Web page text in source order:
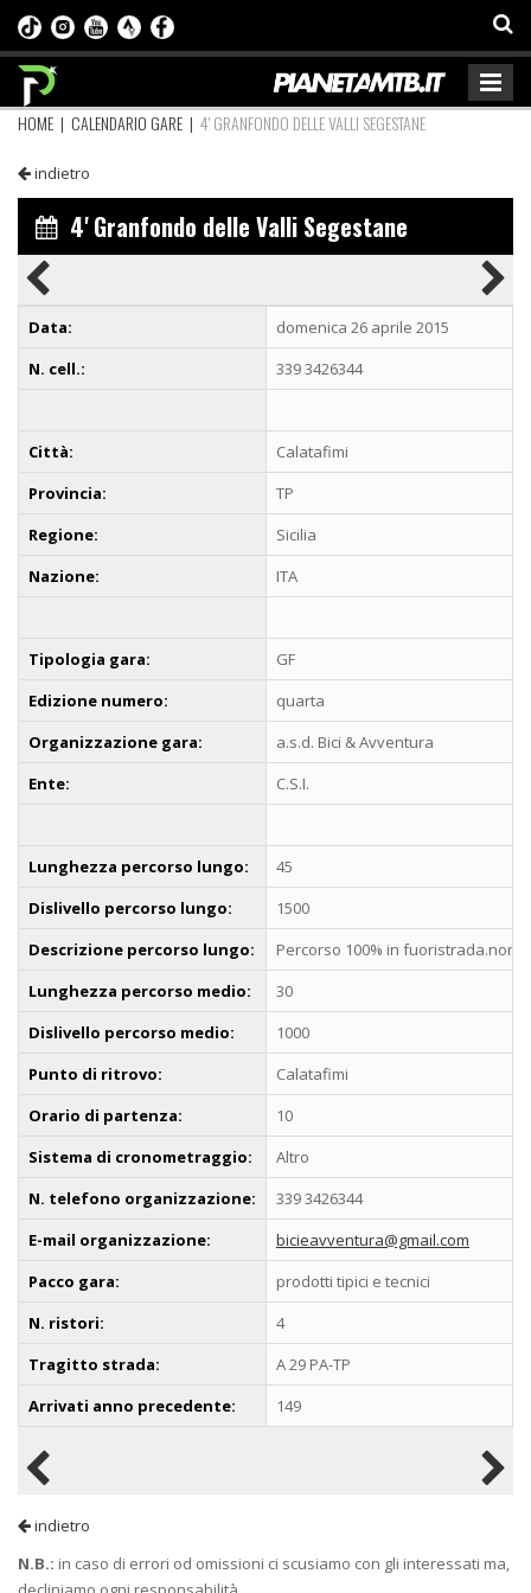
HOME | CALENDARIO GARE | 4' GRANFONDO DELLE VALLI SEGESTANE
indietro
4' Granfondo delle Valli Segestane
Data:
domenica 26 aprile 2015
N. cell.:
339 3426344
Città:
Calatafimi
Provincia:
TP
Regione:
Sicilia
Nazione:
ITA
Tipologia gara:
GF
Edizione numero:
quarta
Organizzazione gara:
a.s.d. Bici & Avventura
Ente:
C.S.I.
Lunghezza percorso lungo:
45
Dislivello percorso lungo:
1500
Descrizione percorso lungo:
Percorso 100% in fuoristrada.non
Lunghezza percorso medio:
30
Dislivello percorso medio:
1000
Punto di ritrovo:
Calatafimi
Orario di partenza:
10
Sistema di cronometraggio:
Altro
N. telefono organizzazione:
339 3426344
E-mail organizzazione:
bicieavventura@gmail.com
Pacco gara:
prodotti tipici e tecnici
N. ristori:
4
Tragitto strada:
A 29 PA-TP
Arrivati anno precedente:
149
indietro
N.B.: in caso di errori od omissioni ci scusiamo con gli interessati ma,